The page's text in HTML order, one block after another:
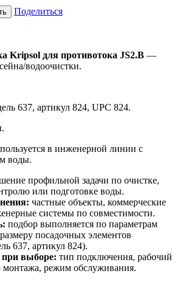
Поделиться
Kripsol для противотока JS2.B —
водоочистки.
637, артикул 824, UPC 824.
в инженерной линии с
воды.
профильной задачи по очистке,
или подготовке воды.
частные объекты, коммерческие
системы по совместимости.
подбор выполняется по параметрам
посадочных элементов
637, артикул 824).
при выборе: тип подключения, рабочий
монтажа, режим обслуживания.